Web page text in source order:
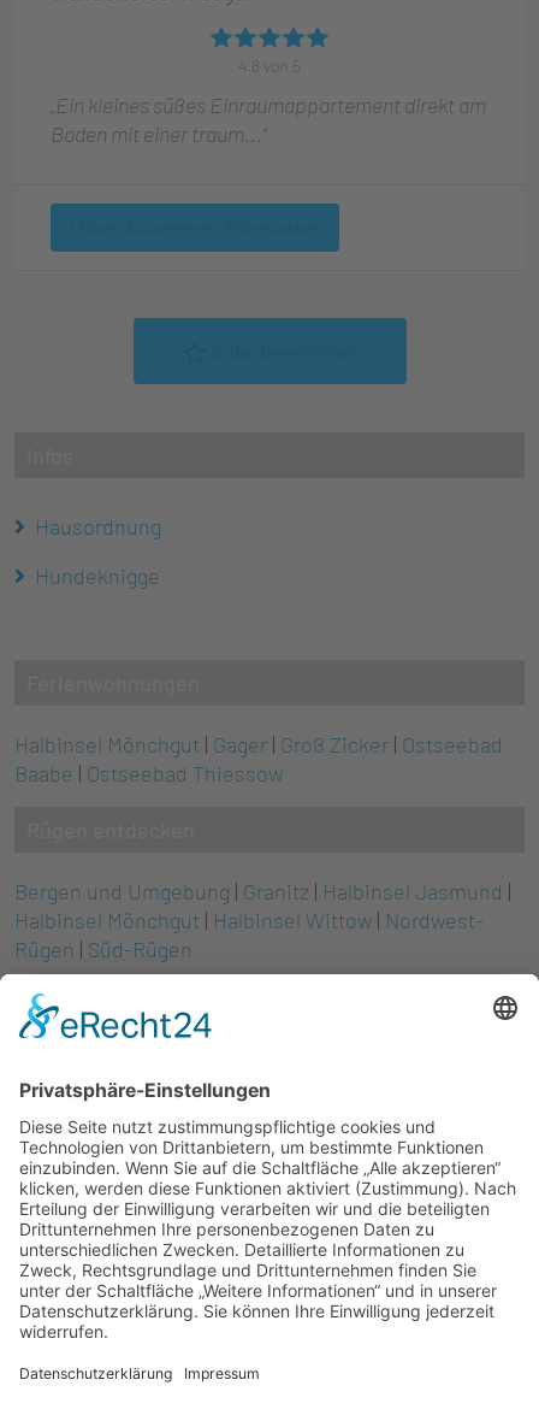
4.8 von 5
„Ein kleines süßes Einraumappartement direkt am
Boden mit einer traum...“
Hausordnung
Hundeknigge
Halbinsel Mönchgut | Gager | Groß Zicker | Ostseebad
Baabe | Ostseebad Thiessow
Bergen und Umgebung | Granitz | Halbinsel Jasmund |
Halbinsel Mönchgut | Halbinsel Wittow | Nordwest-
Rügen | Süd-Rügen
Partner